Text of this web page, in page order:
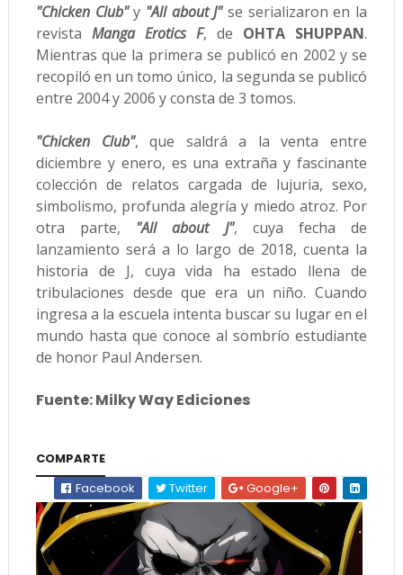
"Chicken Club"y "All about J"se serializaron en la
revista Manga Erotics F, de OHTA SHUPPAN.
Mientras que la primera se publicó en 2002 y se
recopiló en un tomo único, la segunda se publicó
entre 2004 y 2006 y consta de 3 tomos.
"Chicken Club", que saldrá a la venta entre
diciembre y enero, es una extraña y fascinante
colección de relatos cargada de lujuria, sexo,
simbolismo, profunda alegría y miedo atroz. Por
otra parte, "All about J", cuya fecha de
lanzamiento será a lo largo de 2018, cuenta la
historia de J, cuya vida ha estado llena de
tribulaciones desde que era un niño. Cuando
ingresa a la escuela intenta buscar su lugar en el
mundo hasta que conoce al sombrío estudiante
de honor Paul Andersen.
Fuente: Milky Way Ediciones
COMPARTE
Facebook
Twitter Google+